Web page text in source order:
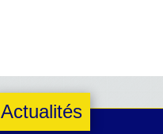
Actualités